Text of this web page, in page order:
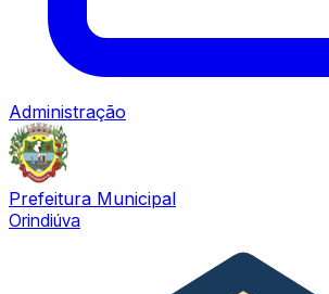
Administração
Prefeitura Municipal
Orindiúva